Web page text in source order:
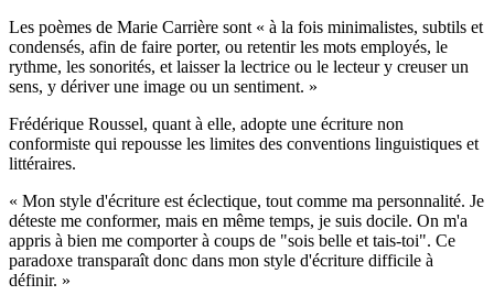
Les poèmes de Marie Carrière sont « à la fois minimalistes, subtils et
condensés, afin de faire porter, ou retentir les mots employés, le
rythme, les sonorités, et laisser la lectrice ou le lecteur y creuser un
sens, y dériver une image ou un sentiment. »
Frédérique Roussel, quant à elle, adopte une écriture non
conformiste qui repousse les limites des conventions linguistiques et
littéraires.
« Mon style d'écriture est éclectique, tout comme ma personnalité. Je
déteste me conformer, mais en même temps, je suis docile. On m'a
appris à bien me comporter à coups de "sois belle et tais-toi". Ce
paradoxe transparaît donc dans mon style d'écriture difficile à
définir. »